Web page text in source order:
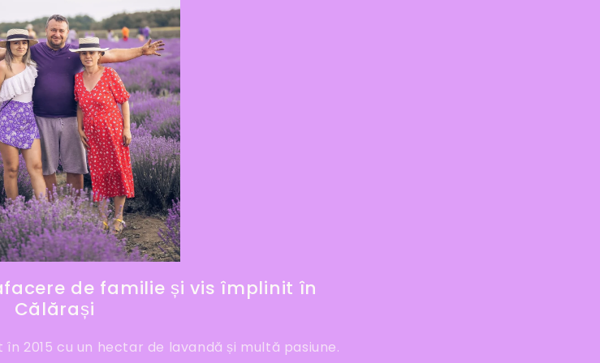
de familie și vis împlinit în
Călărași
2015 cu un hectar de lavandă și multă pasiune.